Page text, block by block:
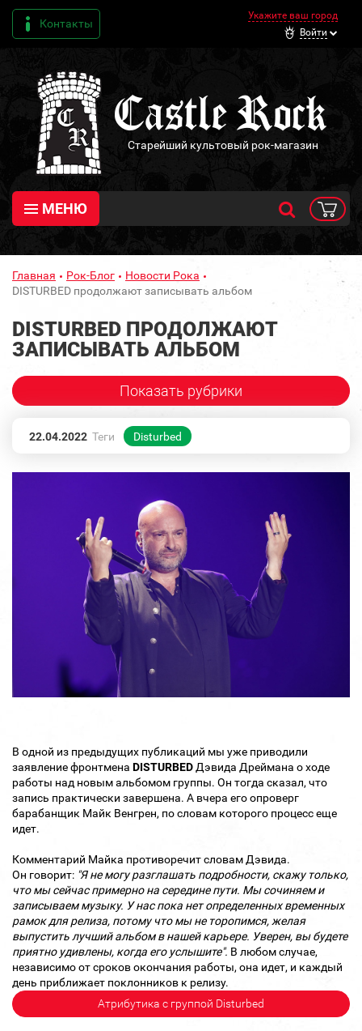
Контакты
Укажите ваш город
Войти
Старейший культовый рок-магазин
МЕНЮ
Главная Рок-Блог
Новости Рока
DISTURBED продолжают записывать альбом
DISTURBED ПРОДОЛЖАЮТ
ЗАПИСЫВАТЬ АЛЬБОМ
Показать рубрики
22.04.2022 Теги Disturbed
В одной из предыдущих публикаций мы уже приводили
заявление фронтмена DISTURBEDДэвида Дреймана о ходе
работы над новым альбомом группы. Он тогда сказал, что
запись практически завершена. А вчера его опроверг
барабанщик Майк Венгрен, по словам которого процесс еще
идет.
Комментарий Майка противоречит словам Дэвида.
Он говорит: "Я не могу разглашать подробности, скажу только,
что мы сейчас примерно на середине пути. Мы сочиняем и
записываем музыку. У нас пока нет определенных временных
рамок для релиза, потому что мы не торопимся, желая
выпустить лучший альбом в нашей карьере. Уверен, вы будете
приятно удивлены, когда его услышите". В любом случае,
независимо от сроков окончания работы, она идет, и каждый
день приближает поклонников к релизу.
Атрибутика с группой Disturbed